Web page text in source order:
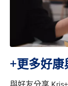
+更多好康